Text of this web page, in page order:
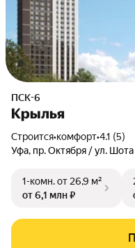
ПСК-6
Крылья
Строится•комфорт•4.1 (5)
Уфа, пр. Октября / ул.
1-комн.от 26,9 м²
от 6,1 млн ₽